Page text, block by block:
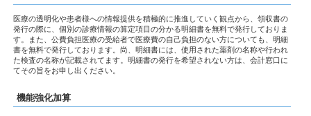
医療の透明化や患者様への情報提供を積極的に推進していく観点から、領収書の
発行の際に、個別の診療情報の算定項目の分かる明細書を無料で発行しておりま
す。また、公費負担医療の受給者で医療費の自己負担のない方についても、明細
書を無料で発行しております。尚、明細書には、使用された薬剤の名称や行われ
た検査の名称が記載されてます。明細書の発行を希望されない方は、会計窓口に
てその旨をお申し出ください。
機能強化加算